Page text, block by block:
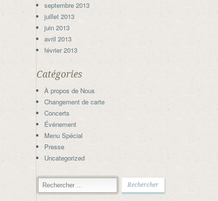
septembre 2013
juillet 2013
juin 2013
avril 2013
février 2013
Catégories
À propos de Nous
Changement de carte
Concerts
Événement
Menu Spécial
Presse
Uncategorized